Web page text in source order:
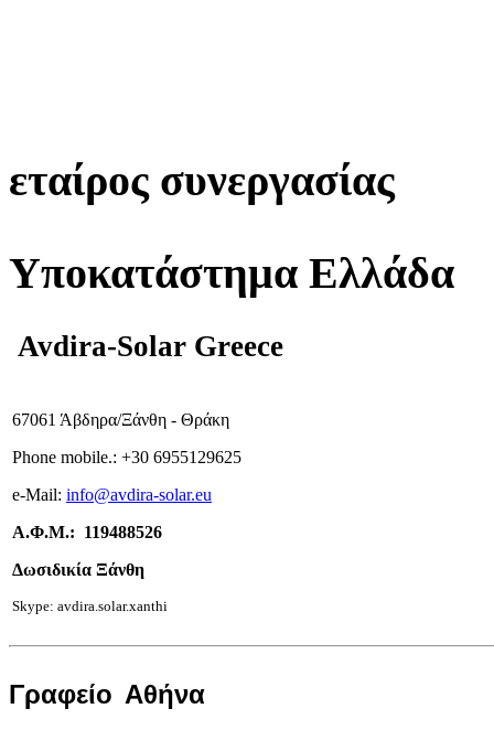
εταίρος συνεργασίας
Υποκατάστημα Ελλάδα
Avdira-Solar Greece
67061 Άβδηρα/Ξάνθη - Θράκη
Phone mobile.: +30 6955129625
e-Mail: info@avdira-solar.eu
Α.Φ.Μ.: 119488526
Δωσιδικία Ξάνθη
Skype: avdira.solar.xanthi
Γραφείο Αθήνα